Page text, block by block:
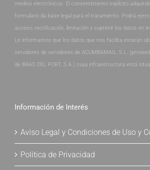
medios electrónicos. El consentimiento explícito
formulario da base legal para el tratamiento. Podrá
acceso, rectificación, limitación y suprimir los datos en
Le informamos que los datos que nos facilita estarán
servidores de servidores de ACUMBAMAIL, S.L.
de BRAS DEL PORT, S.A.) cuya infraestructura está
Información de Interés
Aviso Legal y Condiciones de Uso y
Política de Privacidad